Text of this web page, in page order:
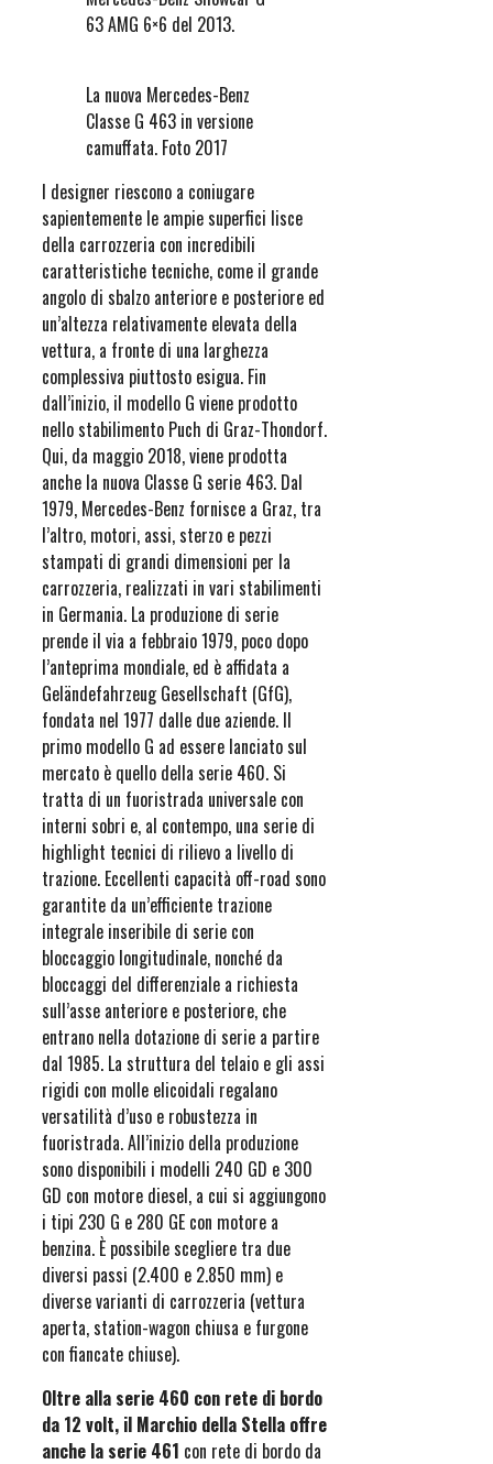
63 AMG 6×6 del 2013.
La nuova Mercedes-Benz
Classe G 463 in versione
camuffata. Foto 2017
I designer riescono a coniugare
sapientemente le ampie superfici lisce
della carrozzeria con incredibili
caratteristiche tecniche, come il grande
angolo di sbalzo anteriore e posteriore ed
un’altezza relativamente elevata della
vettura, a fronte di una larghezza
complessiva piuttosto esigua. Fin
dall’inizio, il modello G viene prodotto
nello stabilimento Puch di Graz-Thondorf.
Qui, da maggio 2018, viene prodotta
anche la nuova Classe G serie 463. Dal
1979, Mercedes-Benz fornisce a Graz, tra
l’altro, motori, assi, sterzo e pezzi
stampati di grandi dimensioni per la
carrozzeria, realizzati in vari stabilimenti
in Germania. La produzione di serie
prende il via a febbraio 1979, poco dopo
l’anteprima mondiale, ed è affidata a
Geländefahrzeug Gesellschaft (GfG),
fondata nel 1977 dalle due aziende. Il
primo modello G ad essere lanciato sul
mercato è quello della serie 460. Si
tratta di un fuoristrada universale con
interni sobri e, al contempo, una serie di
highlight tecnici di rilievo a livello di
trazione. Eccellenti capacità off-road sono
garantite da un’efficiente trazione
integrale inseribile di serie con
bloccaggio longitudinale, nonché da
bloccaggi del differenziale a richiesta
sull’asse anteriore e posteriore, che
entrano nella dotazione di serie a partire
dal 1985. La struttura del telaio e gli assi
rigidi con molle elicoidali regalano
versatilità d’uso e robustezza in
fuoristrada. All’inizio della produzione
sono disponibili i modelli 240 GD e 300
GD con motore diesel, a cui si aggiungono
i tipi 230 G e 280 GE con motore a
benzina. È possibile scegliere tra due
diversi passi (2.400 e 2.850 mm) e
diverse varianti di carrozzeria (vettura
aperta, station-wagon chiusa e furgone
con fiancate chiuse).
Oltre alla serie 460 con rete di bordo
da 12 volt, il Marchio della Stella offre
anche la serie 461 con rete di bordo da